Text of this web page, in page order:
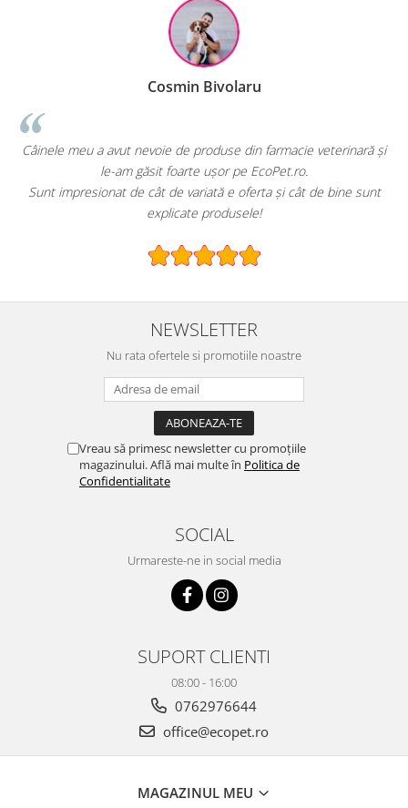
Cosmin Bivolaru
Câinele meu a avut nevoie de produse din farmacie veterinară și
le-am găsit foarte ușor pe EcoPet.ro.
Sunt impresionat de cât de variată e oferta și cât de bine sunt
explicate produsele!
NEWSLETTER
Nu rata ofertele si promotiile noastre
Vreau să primesc newsletter cu promoțiile
magazinului. Află mai multe în Politica de
Confidentialitate
SOCIAL
Urmareste-ne in social media
SUPORT CLIENTI
08:00 - 16:00
0762976644
office@ecopet.ro
MAGAZINUL MEU